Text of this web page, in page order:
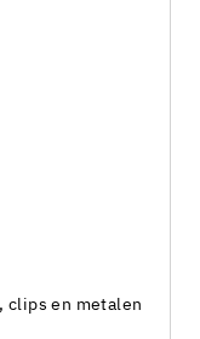
clips en metalen